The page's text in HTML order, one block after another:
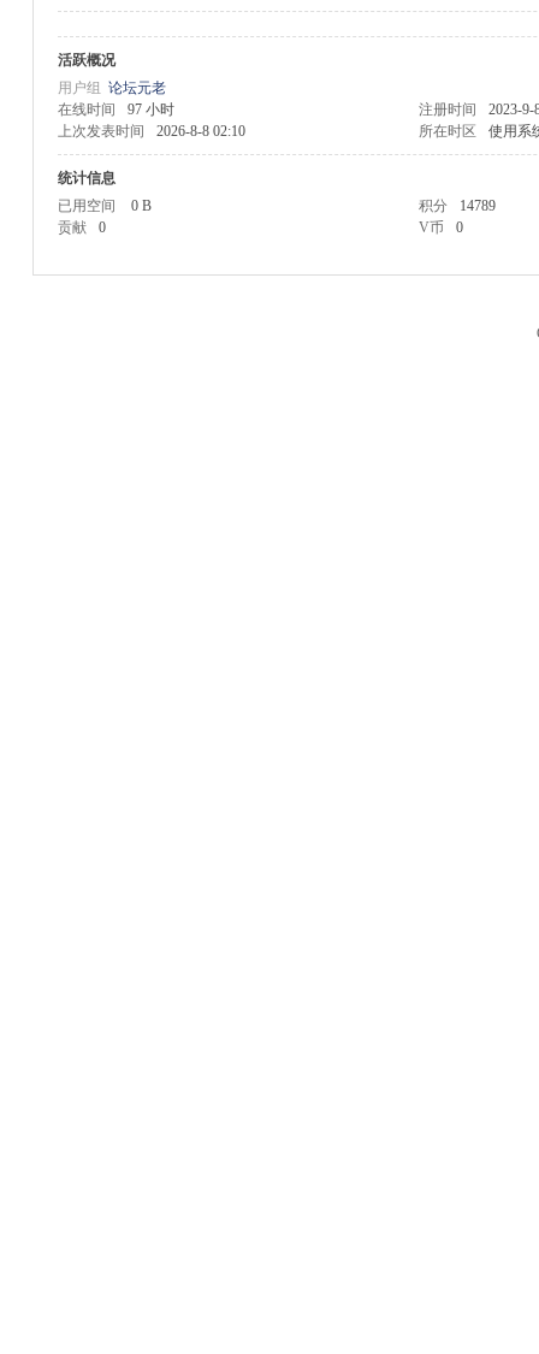
活跃概况
用户组 论坛元老
在线时间
97 小时 注册时间
2023-9-
上次发表时间
2026-8-8 02:10 所在时区 使用系
统计信息
已用空间
0 B 积分
14789
贡献
0 V币 0